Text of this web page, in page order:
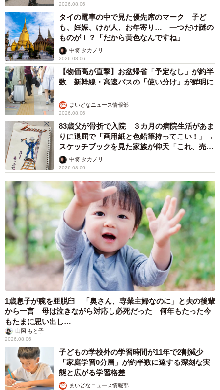
2026.08.06
タイの電車の中で見た優先席のマーク 子ど
も、妊娠、けが人、お年寄り… 一つだけ謎の
ものが！？「だから黄色なんですね」
中将 タカノリ
2026.08.06
【物価高が直撃】お盆帰省「予定なし」が約半
数 新幹線・高速バスの「使い分け」が鮮明に
まいどなニュース情報部
2026.08.06
83歳父が骨折で入院 ３カ月の病院生活があま
りに退屈で「画用紙と色鉛筆持ってこい！」→
スケッチブックを見た家族が仰天「これ、売れ
ますよ…」
中将 タカノリ
2026.08.06
1歳息子が腕を亜脱臼 「奥さん、専業主婦なのに」と夫の後輩
から一言 母は泣きながら対応し必死だった 何年もたった今
もたまに思い出し…
山岡 もと子
2026.08.06
子どもの学校外の学習時間が11年で2割減少
「家庭学習0分層」が約半数に達する深刻な実
態と広がる学習格差
まいどなニュース情報部